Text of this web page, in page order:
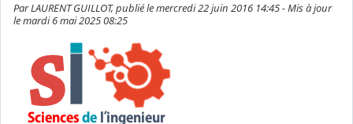
Par LAURENT GUILLOT, publié le mercredi 22 juin 2016 14:45 - Mis à jour
le mardi 6 mai 2025 08:25